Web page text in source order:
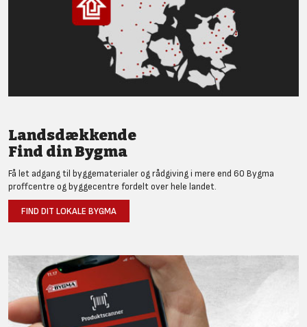
Landsdækkende
Find din Bygma
Få let adgang til byggematerialer og rådgiving i mere end 60 Bygma
proffcentre og byggecentre fordelt over hele landet.
FIND DIT LOKALE BYGMA